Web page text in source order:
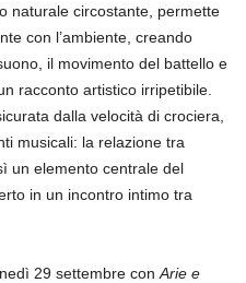
naturale circostante, permette
con l’ambiente, creando
il movimento del battello e
racconto artistico irripetibile.
dalla velocità di crociera,
musicali: la relazione tra
un elemento centrale del
in un incontro intimo tra
29 settembre con Arie e